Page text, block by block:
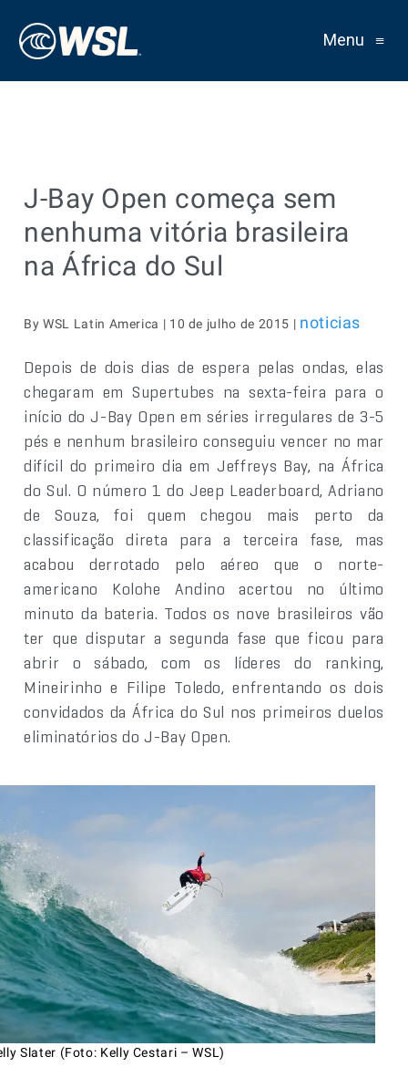
Menu ≡
J-Bay Open começa sem
nenhuma vitória brasileira
na África do Sul
By WSL Latin America | 10 de julho de 2015 | noticias
Depois de dois dias de espera pelas ondas, elas
chegaram em Supertubes na sexta-feira para o
início do J-Bay Open em séries irregulares de 3-5
pés e nenhum brasileiro conseguiu vencer no mar
difícil do primeiro dia em Jeffreys Bay, na África
do Sul. O número 1 do Jeep Leaderboard, Adriano
de Souza, foi quem chegou mais perto da
classificação direta para a terceira fase, mas
acabou derrotado pelo aéreo que o norte-
americano Kolohe Andino acertou no último
minuto da bateria. Todos os nove brasileiros vão
ter que disputar a segunda fase que ficou para
abrir o sábado, com os líderes do ranking,
Mineirinho e Filipe Toledo, enfrentando os dois
convidados da África do Sul nos primeiros duelos
eliminatórios do J-Bay Open.
Slater (Foto: Kelly Cestari – WSL)